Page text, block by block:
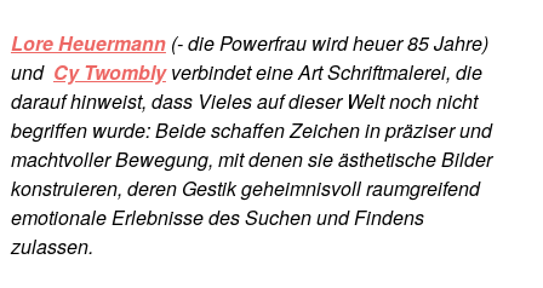
Lore Heuermann(- die Powerfrau wird heuer 85 Jahre)
und Cy Twomblyverbindet eine Art Schriftmalerei, die
darauf hinweist, dass Vieles auf dieser Welt noch nicht
begriffen wurde: Beide schaffen Zeichen in präziser und
machtvoller Bewegung, mit denen sie ästhetische Bilder
konstruieren, deren Gestik geheimnisvoll raumgreifend
emotionale Erlebnisse des Suchen und Findens
zulassen.